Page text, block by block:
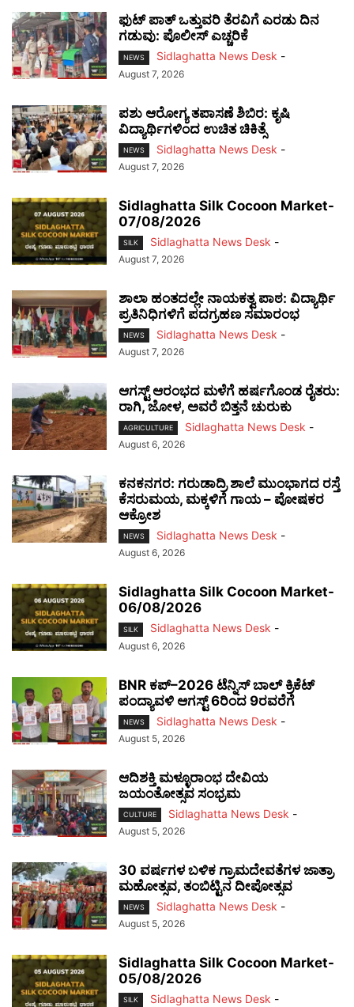
ಫುಟ್‌ ಪಾತ್ ಒತ್ತುವರಿ ತೆರವಿಗೆ ಎರಡು ದಿನ
ಗಡುವು: ಪೊಲೀಸ್ ಎಚ್ಚರಿಕೆ
NEWS Sidlaghatta News Desk -
August 7, 2026
ಪಶು ಆರೋಗ್ಯ ತಪಾಸಣೆ ಶಿಬಿರ: ಕೃಷಿ
ವಿದ್ಯಾರ್ಥಿಗಳಿಂದ ಉಚಿತ ಚಿಕಿತ್ಸೆ
NEWS Sidlaghatta News Desk -
August 7, 2026
Sidlaghatta Silk Cocoon Market-
07/08/2026
SILK Sidlaghatta News Desk -
August 7, 2026
ಶಾಲಾ ಹಂತದಲ್ಲೇ ನಾಯಕತ್ವ ಪಾಠ: ವಿದ್ಯಾರ್ಥಿ
ಪ್ರತಿನಿಧಿಗಳಿಗೆ ಪದಗ್ರಹಣ ಸಮಾರಂಭ
NEWS Sidlaghatta News Desk -
August 7, 2026
ಆಗಸ್ಟ್ ಆರಂಭದ ಮಳೆಗೆ ಹರ್ಷಗೊಂಡ ರೈತರು:
ರಾಗಿ, ಜೋಳ, ಅವರೆ ಬಿತ್ತನೆ ಚುರುಕು
AGRICULTURE Sidlaghatta News Desk -
August 6, 2026
ಕನಕನಗರ: ಗರುಡಾದ್ರಿ ಶಾಲೆ ಮುಂಭಾಗದ ರಸ್ತೆ
ಕೆಸರುಮಯ, ಮಕ್ಕಳಿಗೆ ಗಾಯ – ಪೋಷಕರ
ಆಕ್ರೋಶ
NEWS Sidlaghatta News Desk -
August 6, 2026
Sidlaghatta Silk Cocoon Market-
06/08/2026
SILK Sidlaghatta News Desk -
August 6, 2026
BNR ಕಪ್–2026 ಟೆನ್ನಿಸ್ ಬಾಲ್ ಕ್ರಿಕೆಟ್
ಪಂದ್ಯಾವಳಿ ಆಗಸ್ಟ್ 6ರಿಂದ 9ರವರೆಗೆ
NEWS Sidlaghatta News Desk -
August 5, 2026
ಆದಿಶಕ್ತಿ ಮಳ್ಳೂರಾಂಭ ದೇವಿಯ
ಜಯಂತೋತ್ಸವ ಸಂಭ್ರಮ
CULTURE Sidlaghatta News Desk -
August 5, 2026
30 ವರ್ಷಗಳ ಬಳಿಕ ಗ್ರಾಮದೇವತೆಗಳ ಜಾತ್ರಾ
ಮಹೋತ್ಸವ, ತಂಬಿಟ್ಟಿನ ದೀಪೋತ್ಸವ
NEWS Sidlaghatta News Desk -
August 5, 2026
Sidlaghatta Silk Cocoon Market-
05/08/2026
SILK Sidlaghatta News Desk -